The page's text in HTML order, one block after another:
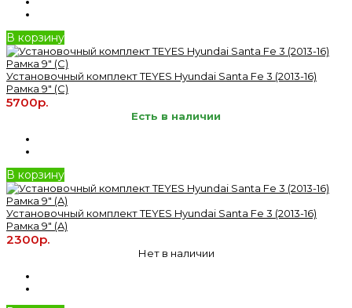
В корзину
Установочный комплект TEYES Hyundai Santa Fe 3 (2013-16)
Рамка 9" (C)
5700р.
Есть в наличии
В корзину
Установочный комплект TEYES Hyundai Santa Fe 3 (2013-16)
Рамка 9" (A)
2300р.
Нет в наличии